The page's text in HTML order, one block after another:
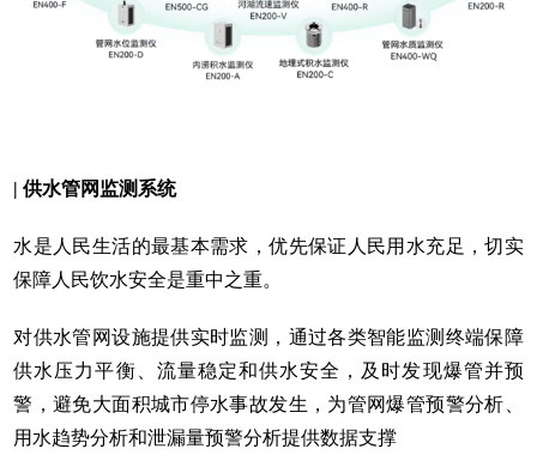
| 供水管网监测系统
水是人民生活的最基本需求，优先保证人民用水充足，切实
保障人民饮水安全是重中之重。
对供水管网设施提供实时监测，通过各类智能监测终端保障
供水压力平衡、流量稳定和供水安全，及时发现爆管并预
警，避免大面积城市停水事故发生，为管网爆管预警分析、
用水趋势分析和泄漏量预警分析提供数据支撑